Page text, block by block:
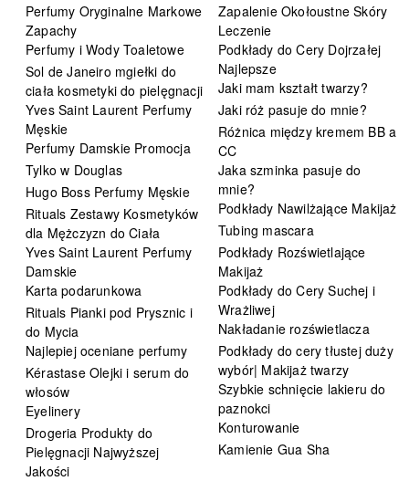
Perfumy Oryginalne Markowe
Zapachy
Perfumy i Wody Toaletowe
Sol de Janeiro mgiełki do
ciała kosmetyki do pielęgnacji
Yves Saint Laurent Perfumy
Męskie
Perfumy Damskie Promocja
Tylko w Douglas
Hugo Boss Perfumy Męskie
Rituals Zestawy Kosmetyków
dla Mężczyzn do Ciała
Yves Saint Laurent Perfumy
Damskie
Karta podarunkowa
Rituals Pianki pod Prysznic i
do Mycia
Najlepiej oceniane perfumy
Kérastase Olejki i serum do
włosów
Eyelinery
Drogeria Produkty do
Pielęgnacji Najwyższej
Jakości
Zapalenie Okołoustne Skóry
Leczenie
Podkłady do Cery Dojrzałej
Najlepsze
Jaki mam kształt twarzy?
Jaki róż pasuje do mnie?
Różnica między kremem BB a
CC
Jaka szminka pasuje do
mnie?
Podkłady Nawilżające Makijaż
Tubing mascara
Podkłady Rozświetlające
Makijaż
Podkłady do Cery Suchej i
Wrażliwej
Nakładanie rozświetlacza
Podkłady do cery tłustej duży
wybór| Makijaż twarzy
Szybkie schnięcie lakieru do
paznokci
Konturowanie
Kamienie Gua Sha